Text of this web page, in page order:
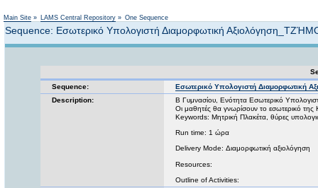
Main Site » LAMS Central Repository » One Sequence
Sequence: Εσωτερικό Υπολογιστή Διαμορφωτική
Sequence:
Εσωτερικό Υπολογιστή Διαμορφωτική
Description:
Β Γυμνασίου, Ενότητα Εσωτερικό
Οι μαθητές θα γνωρίσουν το εσωτερικό της
Keywords: Μητρική Πλακέτα, θύρες
Run time: 1 ώρα
Delivery Mode: Διαμορφωτική αξιολόγηση
Resources:
Outline of Activities: